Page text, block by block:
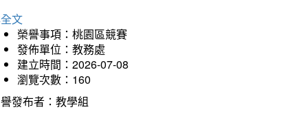
文
榮譽事項：桃園區競賽
發佈單位：教務處
建立時間：2026-07-08
瀏覽次數：160
發布者：教學組